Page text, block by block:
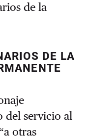
de la
DE LA
del servicio al
otras